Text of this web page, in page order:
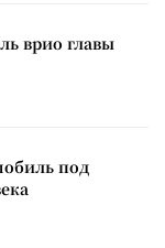
врио главы
под